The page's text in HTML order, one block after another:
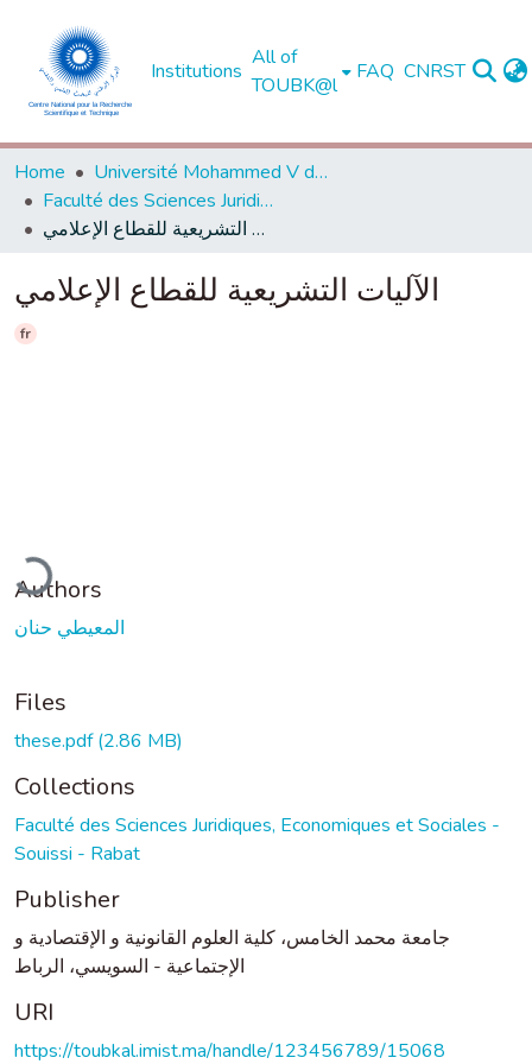
Institutions
All of
TOUBK@l
FAQ CNRST
Home
Université Mohammed V de Rabat
Faculté des Sciences Juridiques, Economiques et Sociales - Souissi - Rabat
الآليات التشريعية للقطاع الإعلامي
الآليات التشريعية للقطاع الإعلامي
fr
Authors
المعيطي حنان
Files
these.pdf(2.86 MB)
Collections
Faculté des Sciences Juridiques, Economiques et Sociales -
Souissi - Rabat
Publisher
جامعة محمد الخامس، كلية العلوم القانونية و الإقتصادية و
الإجتماعية - السويسي، الرباط
URI
https://toubkal.imist.ma/handle/123456789/15068